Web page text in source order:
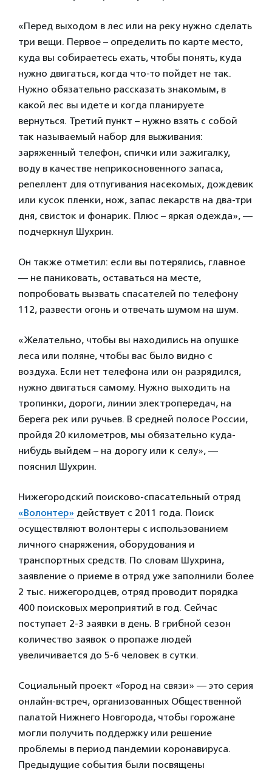
«Перед выходом в лес или на реку нужно сделать
три вещи. Первое – определить по карте место,
куда вы собираетесь ехать, чтобы понять, куда
нужно двигаться, когда что-то пойдет не так.
Нужно обязательно рассказать знакомым, в
какой лес вы идете и когда планируете
вернуться. Третий пункт – нужно взять с собой
так называемый набор для выживания:
заряженный телефон, спички или зажигалку,
воду в качестве неприкосновенного запаса,
репеллент для отпугивания насекомых, дождевик
или кусок пленки, нож, запас лекарств на два-три
дня, свисток и фонарик. Плюс – яркая одежда», —
подчеркнул Шухрин.
Он также отметил: если вы потерялись, главное
— не паниковать, оставаться на месте,
попробовать вызвать спасателей по телефону
112, развести огонь и отвечать шумом на шум.
«Желательно, чтобы вы находились на опушке
леса или поляне, чтобы вас было видно с
воздуха. Если нет телефона или он разрядился,
нужно двигаться самому. Нужно выходить на
тропинки, дороги, линии электропередач, на
берега рек или ручьев. В средней полосе России,
пройдя 20 километров, мы обязательно куда-
нибудь выйдем – на дорогу или к селу», —
пояснил Шухрин.
Нижегородский поисково-спасательный отряд
«Волонтер» действует с 2011 года. Поиск
осуществляют волонтеры с использованием
личного снаряжения, оборудования и
транспортных средств. По словам Шухрина,
заявление о приеме в отряд уже заполнили более
2 тыс. нижегородцев, отряд проводит порядка
400 поисковых мероприятий в год. Сейчас
поступает 2-3 заявки в день. В грибной сезон
количество заявок о пропаже людей
увеличивается до 5-6 человек в сутки.
Социальный проект «Город на связи» — это серия
онлайн-встреч, организованных Общественной
палатой Нижнего Новгорода, чтобы горожане
могли получить поддержку или решение
проблемы в период пандемии коронавируса.
Предыдущие события были посвящены